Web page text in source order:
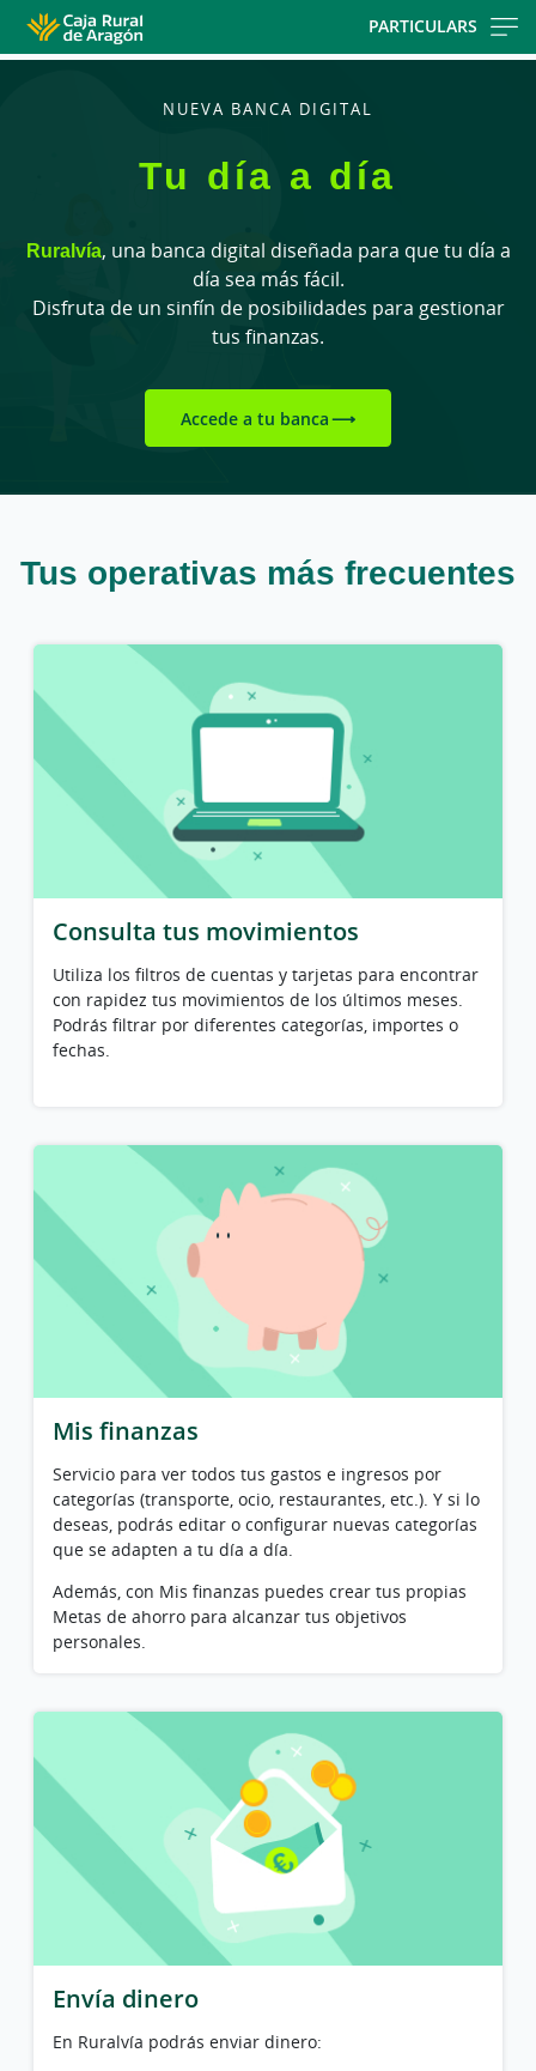
contentt
PARTICULARS
NUEVA BANCA DIGITAL
Tu día a día
Ruralvía, una banca digital diseñada para que tu día a
día sea más fácil.
Disfruta de un sinfín de posibilidades para gestionar
tus finanzas.
Accede a tu banca
Tus operativas más frecuentes
Consulta tus movimientos
Utiliza los filtros de cuentas y tarjetas para encontrar
con rapidez tus movimientos de los últimos meses.
Podrás filtrar por diferentes categorías, importes o
fechas.
Mis finanzas
Servicio para ver todos tus gastos e ingresos por
categorías (transporte, ocio, restaurantes, etc.). Y si lo
deseas, podrás editar o configurar nuevas categorías
que se adapten a tu día a día.
Además, con Mis finanzas puedes crear tus propias
Metas de ahorro para alcanzar tus objetivos
personales.
Envía dinero
En Ruralvía podrás enviar dinero: